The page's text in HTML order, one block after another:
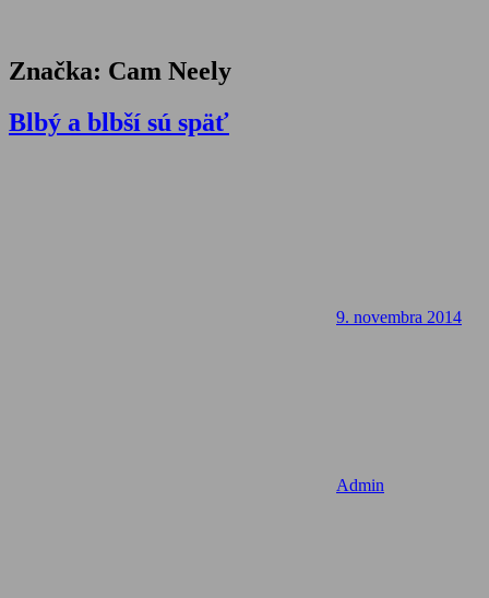
Značka: Cam Neely
Blbý a blbší sú späť
9. novembra 2014
Admin